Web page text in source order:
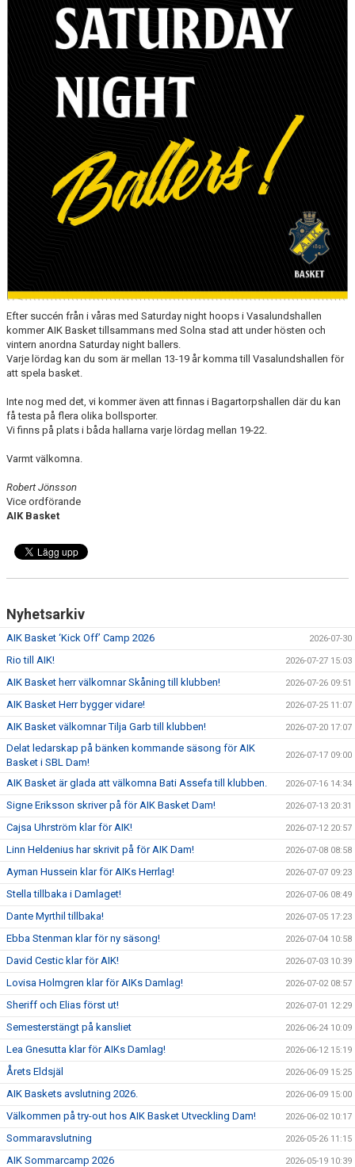
BLI MEDLEM
FRITIDSKORTET
PARTNERS
Efter succén från i våras med Saturday night hoops i Vasalundshallen
kommer AIK Basket tillsammans med Solna stad att under hösten och
vintern anordna Saturday night ballers.
Varje lördag kan du som är mellan 13-19 år komma till Vasalundshallen för
att spela basket.
Inte nog med det, vi kommer även att finnas i Bagartorpshallen där du kan
få testa på flera olika bollsporter.
Vi finns på plats i båda hallarna varje lördag mellan 19-22.
Varmt välkomna.
Robert Jönsson
Vice ordförande
AIK Basket
Nyhetsarkiv
AIK Basket ‘Kick Off’ Camp 2026 2026-07-30
Rio till AIK! 2026-07-27 15:03
AIK Basket herr välkomnar Skåning till klubben! 2026-07-26 09:51
AIK Basket Herr bygger vidare! 2026-07-25 11:07
AIK Basket välkomnar Tilja Garb till klubben! 2026-07-20 17:07
Delat ledarskap på bänken kommande säsong för AIK
Basket i SBL Dam!
2026-07-17 09:00
AIK Basket är glada att välkomna Bati Assefa till klubben. 2026-07-16 14:34
Signe Eriksson skriver på för AIK Basket Dam! 2026-07-13 20:31
Cajsa Uhrström klar för AIK! 2026-07-12 20:57
Linn Heldenius har skrivit på för AIK Dam! 2026-07-08 08:58
Ayman Hussein klar för AIKs Herrlag! 2026-07-07 09:23
Stella tillbaka i Damlaget! 2026-07-06 08:49
Dante Myrthil tillbaka! 2026-07-05 17:23
Ebba Stenman klar för ny säsong! 2026-07-04 10:58
David Cestic klar för AIK! 2026-07-03 10:39
Lovisa Holmgren klar för AIKs Damlag! 2026-07-02 08:57
Sheriff och Elias först ut! 2026-07-01 12:29
Semesterstängt på kansliet 2026-06-24 10:09
Lea Gnesutta klar för AIKs Damlag! 2026-06-12 15:19
Årets Eldsjäl 2026-06-09 15:25
AIK Baskets avslutning 2026. 2026-06-09 15:00
Välkommen på try-out hos AIK Basket Utveckling Dam! 2026-06-02 10:17
Sommaravslutning 2026-05-26 11:15
AIK Sommarcamp 2026 2026-05-19 10:39